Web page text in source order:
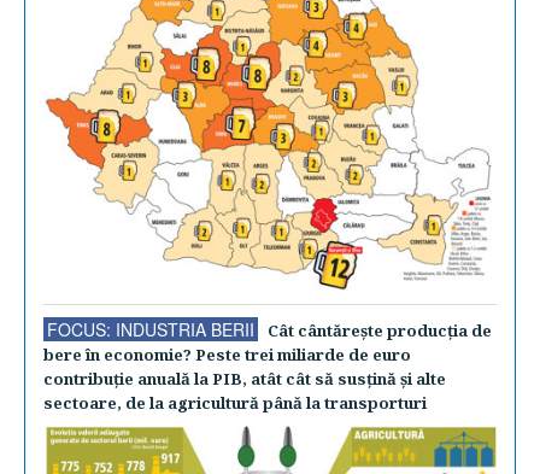
FOCUS: INDUSTRIA BERII
Cât cântăreşte producţia de
bere în economie? Peste trei miliarde de euro
contribuţie anuală la PIB, atât cât să susţină şi alte
sectoare, de la agricultură până la transporturi